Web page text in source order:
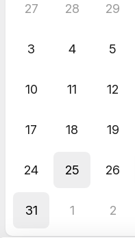
27 28 29
3 4 5
10 11 12
17 18 19
24 25 26
31 1 2